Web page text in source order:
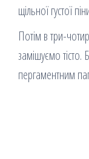
щільної густої
Потім в три-
замішуємо
пергаментним